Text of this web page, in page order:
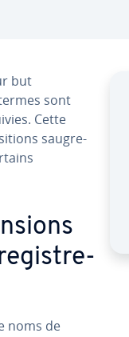
but
sont
Cette
sau­gre­
noms de